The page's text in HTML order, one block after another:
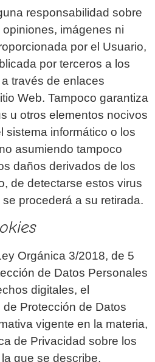
responsabilidad sobre
imágenes ni
por el Usuario,
por terceros a los
través de enlaces
Web. Tampoco garantiza
u otros elementos nocivos
sistema informático o los
asumiendo tampoco
daños derivados de los
de detectarse estos virus
procederá a su retirada.
Orgánica 3/2018, de 5
de Datos Personales
digitales, el
Protección de Datos
vigente en la materia,
de Privacidad sobre los
que se describe,